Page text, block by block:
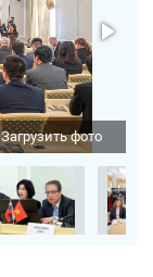
Загрузить фото